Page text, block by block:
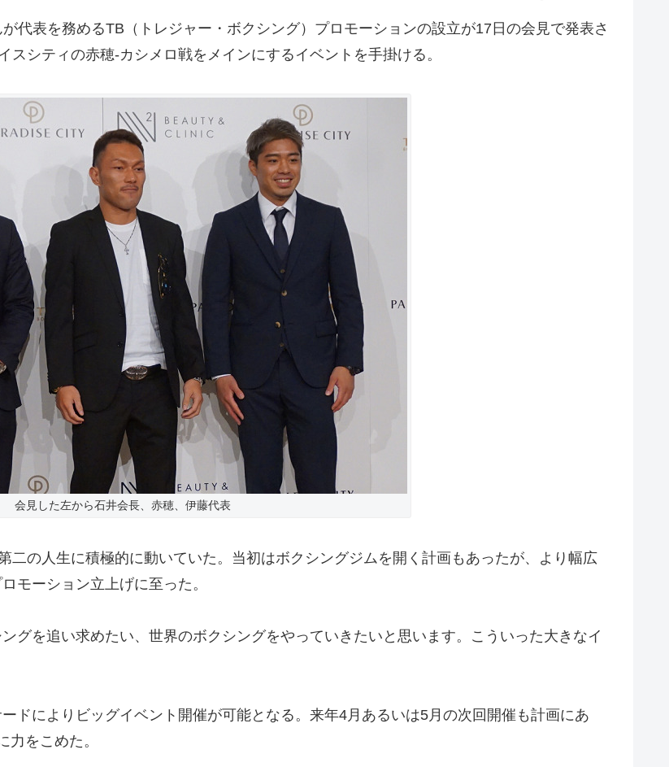
代表を務めるTB（トレジャー・ボクシング）プロモーションの設立が17日の会見で発表さ
シティの赤穂-カシメロ戦をメインにするイベントを手掛ける。
会見した左から石井会長、赤穂、伊藤代表
の人生に積極的に動いていた。当初はボクシングジムを開く計画もあったが、より幅広
モーション立上げに至った。
グを追い求めたい、世界のボクシングをやっていきたいと思います。こういった大きなイ
ドによりビッグイベント開催が可能となる。来年4月あるいは5月の次回開催も計画にあ
力をこめた。